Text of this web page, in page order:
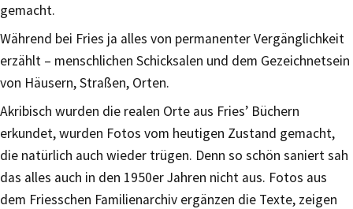
gemacht.
Während bei Fries ja alles von permanenter Vergänglichkeit
erzählt – menschlichen Schicksalen und dem Gezeichnetsein
von Häusern, Straßen, Orten.
Akribisch wurden die realen Orte aus Fries’ Büchern
erkundet, wurden Fotos vom heutigen Zustand gemacht,
die natürlich auch wieder trügen. Denn so schön saniert sah
das alles auch in den 1950er Jahren nicht aus. Fotos aus
dem Friesschen Familienarchiv ergänzen die Texte, zeigen